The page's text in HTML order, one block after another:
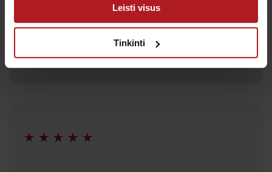
Leisti visus
Tinkinti